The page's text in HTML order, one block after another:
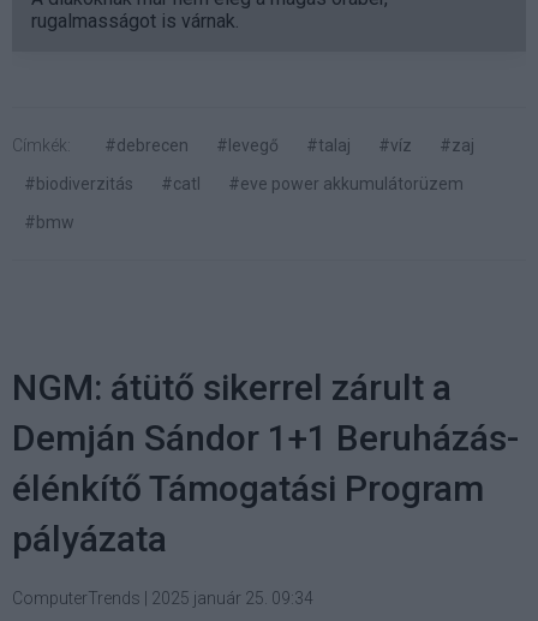
rugalmasságot is várnak.
Címkék: #debrecen #levegő #talaj #víz
#zaj
#biodiverzitás
#catl
#eve power akkumulátorüzem
#bmw
NGM: átütő sikerrel zárult a
Demján Sándor 1+1 Beruházás-
élénkítő Támogatási Program
pályázata
ComputerTrends 2025 január 25. 09:34